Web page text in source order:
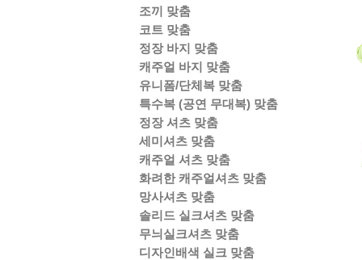
조끼 맞춤
코트 맞춤
정장 바지 맞춤
캐주얼 바지 맞춤
유니폼/단체복 맞춤
특수복 (공연 무대복) 맞춤
정장 셔츠 맞춤
세미셔츠 맞춤
캐주얼 셔츠 맞춤
화려한 캐주얼셔츠 맞춤
망사셔츠 맞춤
솔리드 실크셔츠 맞춤
무늬실크셔츠 맞춤
디자인배색 실크 맞춤